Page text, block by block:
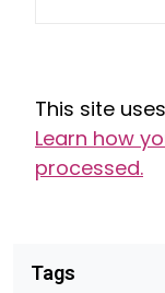
This site
Learn how
processed.
Tags